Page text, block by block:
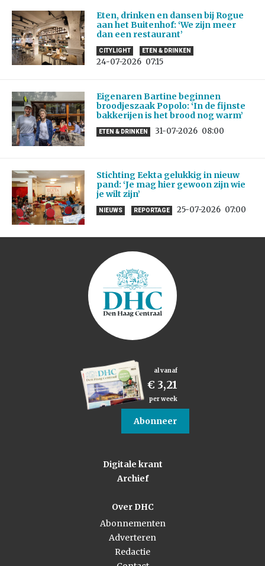
Eten, drinken en dansen bij Rogue
aan het Buitenhof: ‘We zijn meer
dan een restaurant’
CITYLIGHT ETEN & DRINKEN
24-07-2026 07:15
Eigenaren Bartine beginnen
broodjeszaak Popolo: ‘In de fijnste
bakkerijen is het brood nog warm’
ETEN & DRINKEN 31-07-2026 08:00
Stichting Eekta gelukkig in nieuw
pand: ‘Je mag hier gewoon zijn wie
je wilt zijn’
NIEUWS REPORTAGE 25-07-2026 07:00
al vanaf
€ 3,21
per week
Abonneer
Digitale krant
Archief
Over DHC
Abonnementen
Adverteren
Redactie